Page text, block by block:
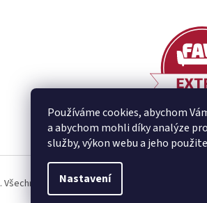
Používáme cookies, abychom
a abychom mohli díky analýze
služby, výkon webu a jeho
Nastavení
. Všechna práva vyhrazena.